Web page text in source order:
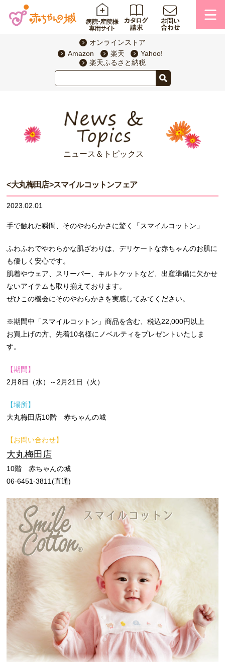
オンラインストア
Amazon
楽天
Yahoo!
楽天ふるさと納税
ニュース＆トピックス
<大丸梅田店>スマイルコットンフェア
2023.02.01
手で触れた瞬間、そのやわらかさに驚く「スマイルコットン」
ふわふわでやわらかな肌ざわりは、デリケートな赤ちゃんのお肌に
も優しく安心です。
肌着やウェア、スリーパー、キルトケットなど、出産準備に欠かせ
ないアイテムも取り揃えております。
ぜひこの機会にそのやわらかさを実感してみてください。
※期間中「スマイルコットン」商品を含む、税込22,000円以上
お買上げの方、先着10名様にノベルティをプレゼントいたしま
す。
【期間】
2月8日（水）～2月21日（火）
【場所】
大丸梅田店10階 赤ちゃんの城
【お問い合わせ】
大丸梅田店
10階 赤ちゃんの城
06-6451-3811(直通)